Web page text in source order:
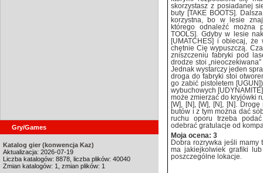
Gry/Games
Katalog gier (konwencja Kaz)
Aktualizacja: 2026-07-19
Liczba katalogów: 8878, liczba plików: 40040
Zmian katalogów: 1, zmian plików: 1
skorzystasz z posiadanej
buty [TAKE BOOTS].
korzystna, bo w lesie
którego odnaleźć można
TOOLS]. Gdyby w lesie
[UMATCHES] i obiecaj,
chętnie Cię wypuszczą.
zniszczeniu fabryki pod
drodze stoi
Jednak wystarczy jeden
droga do fabryki stoi
go zabić pistoletem
wybuchowych
może zmierzać do kryjówki
[W], [N], [W], [N], [N].
butów i z tym można dać
ruchu oporu trzeba
odebrać gratulacje od
Moja ocena: 3
Dobra rozrywka jeśli mamy
ma jakiejkolwiek grafiki
poszczególne lokacje.